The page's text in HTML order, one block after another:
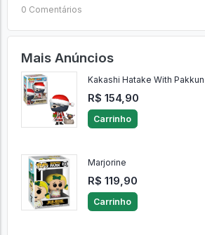
0 Comentários
Mais Anúncios
Kakashi Hatake With Pakkun
R$ 154,90
Carrinho
Marjorine
R$ 119,90
Carrinho